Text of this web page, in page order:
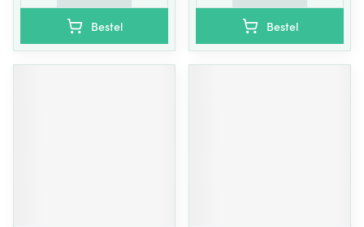
Bestel Bestel